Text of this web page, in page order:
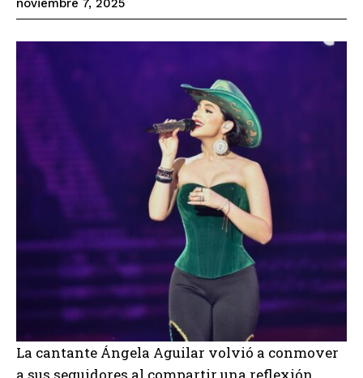
noviembre 7, 2025
La cantante Ángela Aguilar volvió a conmover